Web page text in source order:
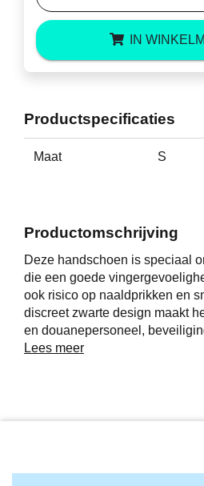
IN
Productomschrijving
Deze handschoen is speciaal
die een goede
ook risico op naaldprikken en
discreet zwarte design maakt
en douanepersoneel,
bewakers in gevangenissen.
Het beschermingsniveau F
scherpe voorwerpen. De
Lees meer
Productspecificaties
Maat S